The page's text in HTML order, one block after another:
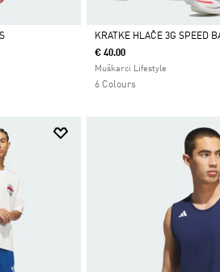
Da
KRATKE HLAČE 3G SPEED
€ 40.00
Muškarci Lifestyle
6 Colours